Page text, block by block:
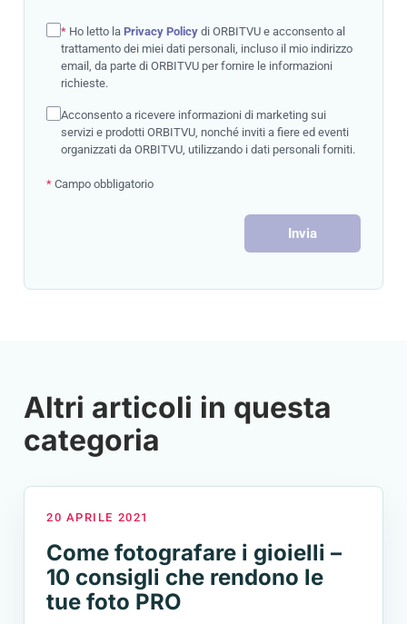
* Ho letto la Privacy Policy di ORBITVU e acconsento al
trattamento dei miei dati personali, incluso il mio indirizzo
email, da parte di ORBITVU per fornire le informazioni
richieste.
Acconsento a ricevere informazioni di marketing sui
servizi e prodotti ORBITVU, nonché inviti a fiere ed eventi
organizzati da ORBITVU, utilizzando i dati personali forniti.
* Campo obbligatorio
Invia
Altri articoli in questa
categoria
20 APRILE 2021
Come fotografare i gioielli –
10 consigli che rendono le
tue foto PRO